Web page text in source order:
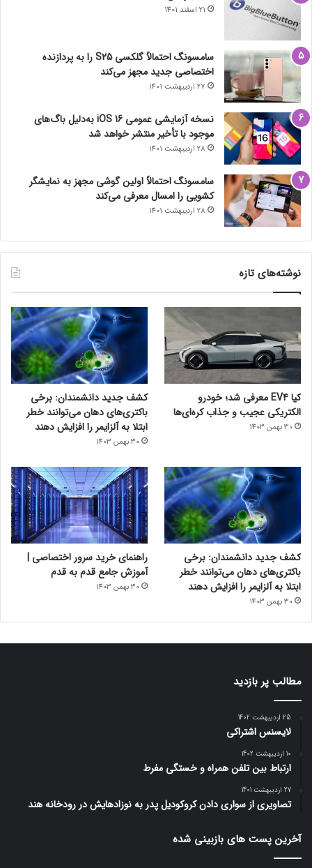
21 اسفند 1401
سامسونگ احتمالاً گلکسی S25 را به پردازنده
اختصاصی جدید مجهز می‌کند
27 اردیبهشت 1401
نسخه آزمایشی عمومی iOS 16 به‌دلیل باگ‌های
موجود با تأخیر منتشر خواهد شد
28 اردیبهشت 1401
سامسونگ احتمالاً اولین گوشی مجهز به نمایشگر
کشویی را امسال معرفی می‌کند
28 اردیبهشت 1401
نوشته‌های تازه
کیا EV4 معرفی شد؛ خودرو
الکتریکی عجیب و جذاب کره‌ای‌ها
30 بهمن 1403
کشف جدید دانشمندان: برخی
باکتری‌های دهان می‌توانند خطر
ابتلا به آلزایمر را افزایش دهند
30 بهمن 1403
کشف جدید دانشمندان: برخی
باکتری‌های دهان می‌توانند خطر
ابتلا به آلزایمر را افزایش دهند
30 بهمن 1403
راهنمای خرید سرور اختصاصی |
آموزش جامع قدم به قدم
30 بهمن 1403
مطالب پر بازدید
25 اردیبهشت 1402
لایسنس اشتراکی
10 اردیبهشت 1402
ارتباط بین تلفن همراه و خستگی مفرط
27 اردیبهشت 1401
تصاویری از سواری دادن کروکودیل پدر به نوزادهایش در رودخانه هند
آخرین پست های بازبینی شده